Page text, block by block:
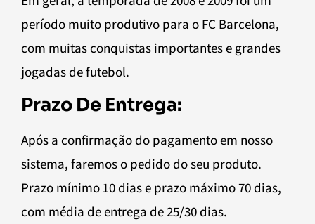
período muito produtivo para o FC Barcelona,
com muitas conquistas importantes e grandes
jogadas de futebol.
Prazo De Entrega:
Após a confirmação do pagamento em nosso
sistema, faremos o pedido do seu produto.
Prazo mínimo 10 dias e prazo máximo 70 dias,
com média de entrega de 25/30 dias.